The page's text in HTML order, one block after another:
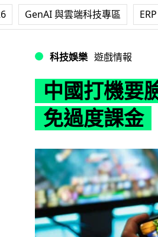
GenAI 與雲端科技專區
科技娛樂 遊戲情報
中國打機要
免過度課金